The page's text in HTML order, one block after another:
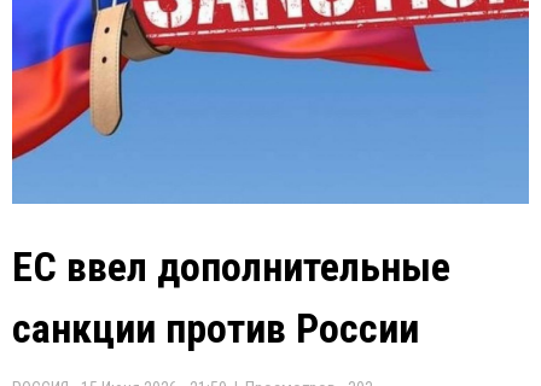
ЕС ввел дополнительные
санкции против России